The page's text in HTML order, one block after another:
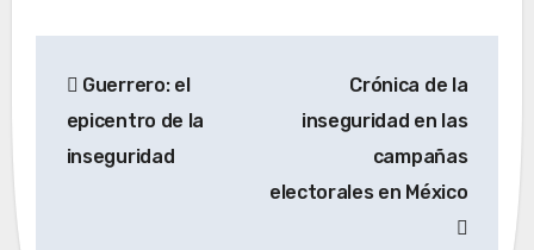
de
entradas
Guerrero: el
epicentro de la
inseguridad
Crónica de la
inseguridad en las
campañas
electorales en México